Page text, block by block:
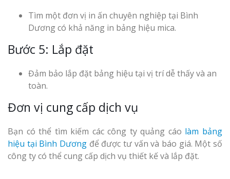
Tìm một đơn vị in ấn chuyên nghiệp tại Bình
Dương có khả năng in bảng hiệu mica.
Bước 5: Lắp đặt
Đảm bảo lắp đặt bảng hiệu tại vị trí dễ thấy và an
toàn.
Đơn vị cung cấp dịch vụ
Bạn có thể tìm kiếm các công ty quảng cáo làm bảng
hiệu tại Bình Dương để được tư vấn và báo giá. Một số
công ty có thể cung cấp dịch vụ thiết kế và lắp đặt.